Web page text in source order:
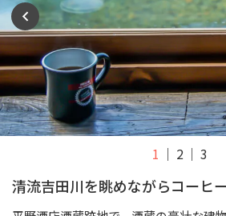
1 2 3
清流吉田川を眺めながらコーヒ